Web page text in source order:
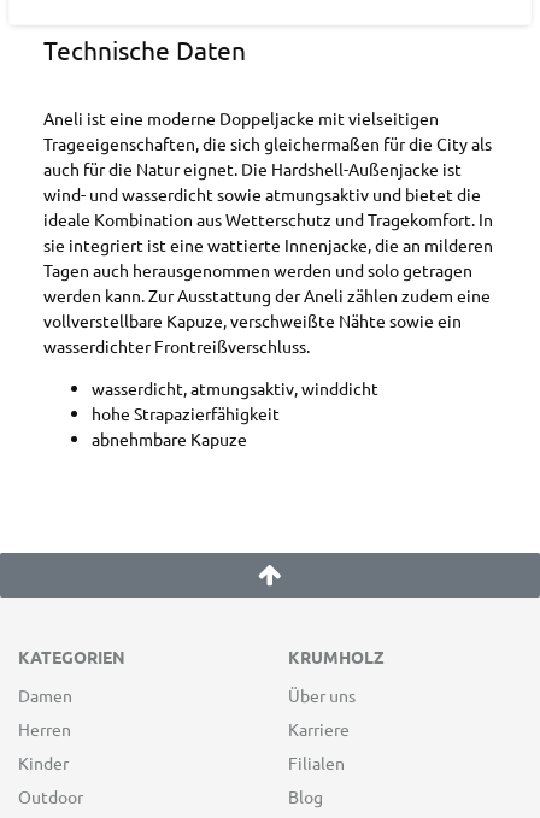
Technische Daten
Aneli ist eine moderne Doppeljacke mit vielseitigen
Trageeigenschaften, die sich gleichermaßen für die City als
auch für die Natur eignet. Die Hardshell-Außenjacke ist
wind- und wasserdicht sowie atmungsaktiv und bietet die
ideale Kombination aus Wetterschutz und Tragekomfort. In
sie integriert ist eine wattierte Innenjacke, die an milderen
Tagen auch herausgenommen werden und solo getragen
werden kann. Zur Ausstattung der Aneli zählen zudem eine
vollverstellbare Kapuze, verschweißte Nähte sowie ein
wasserdichter Frontreißverschluss.
wasserdicht, atmungsaktiv, winddicht
hohe Strapazierfähigkeit
abnehmbare Kapuze
KATEGORIEN
Damen
Herren
Kinder
Outdoor
KRUMHOLZ
Über uns
Karriere
Filialen
Blog